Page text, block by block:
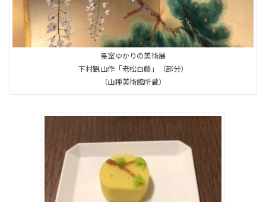
皇室ゆかりの美術展
下村観山作「老松白藤」（部分）
（山種美術館所蔵）